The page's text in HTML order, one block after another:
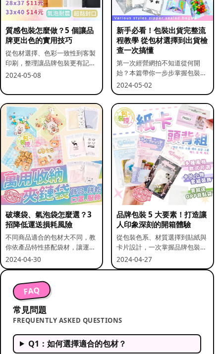
質感包裝怎麼做？5 個讓品
牌更出色的實用技巧
從包材選擇、色彩一致性到客製
印刷，整理讓品牌包裝更有記憶
點的實用做法。
2024-05-08
新手必看！包裝出貨完整流
程教學 從包材選擇到出貨檢
查一次搞懂
第一次經營網拍不知道從何開
始？本篇帶你一步步掌握包裝流
程與出貨前檢查重點。
2024-05-02
破壞袋、氣泡袋怎麼選？3
招降低運送損耗風險
不同商品適合的包材大不同，教
你依產品特性搭配袋材，讓運送
更安全。
2024-04-30
品牌包裝 5 大要素！打造讓
人印象深刻的開箱體驗
從包裝色系、材質選擇到貼紙與
卡片設計，一次掌握品牌包裝的
關鍵要素。
2024-04-27
FAQ
常見問題
FREQUENTLY ASKED QUESTIONS
Q1：如何選擇適合的包材？